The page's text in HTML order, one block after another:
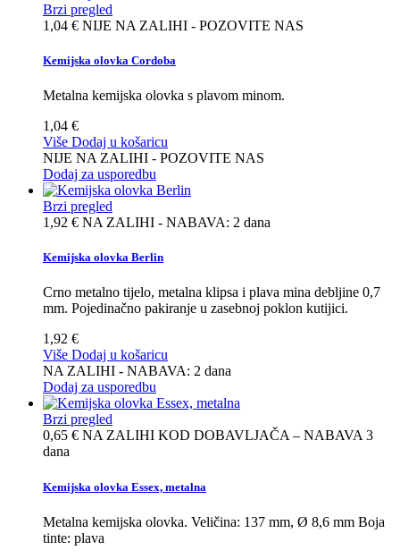
Brzi pregled
1,04 € NIJE NA ZALIHI - POZOVITE NAS
Kemijska olovka Cordoba
Metalna kemijska olovka s plavom minom.
1,04 €
Više Dodaj u košaricu
NIJE NA ZALIHI - POZOVITE NAS
Dodaj za usporedbu
Brzi pregled
1,92 € NA ZALIHI - NABAVA: 2 dana
Kemijska olovka Berlin
Crno metalno tijelo, metalna klipsa i plava mina debljine 0,7
mm. Pojedinačno pakiranje u zasebnoj poklon kutijici.
1,92 €
Više Dodaj u košaricu
NA ZALIHI - NABAVA: 2 dana
Dodaj za usporedbu
Brzi pregled
0,65 € NA ZALIHI KOD DOBAVLJAČA – NABAVA 3
dana
Kemijska olovka Essex, metalna
Metalna kemijska olovka. Veličina: 137 mm, Ø 8,6 mm Boja
tinte: plava